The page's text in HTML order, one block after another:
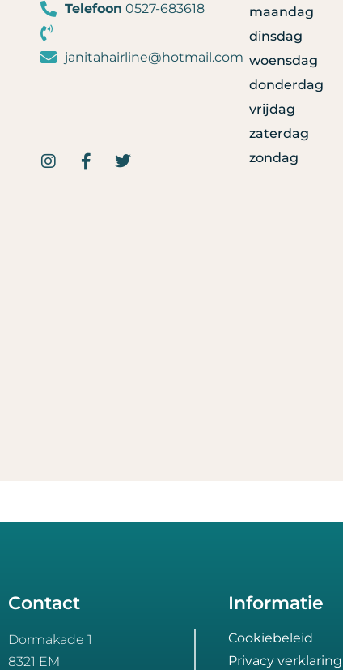
Telefoon 0527-683618
janitahairline@hotmail.com
maandag
dinsdag
woensdag
donderdag
vrijdag
zaterdag
zondag
Contact
Dormakade 1
8321 EM
Informatie
Cookiebeleid
Privacy verklaring